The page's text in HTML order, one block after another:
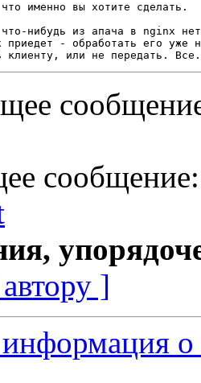
именно вы хотите сделать.
нибудь из апача в nginx
- обработать его уже
]